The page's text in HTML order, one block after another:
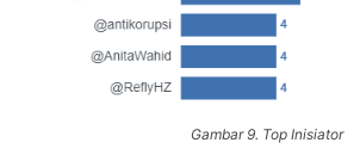
Gambar 9. Top Inisiator